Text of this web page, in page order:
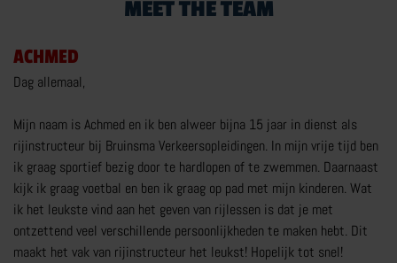
MEET THE TEAM
ACHMED
Dag allemaal,
Mijn naam is Achmed en ik ben alweer bijna 15 jaar in dienst als
rijinstructeur bij Bruinsma Verkeersopleidingen. In mijn vrije tijd ben
ik graag sportief bezig door te hardlopen of te zwemmen. Daarnaast
kijk ik graag voetbal en ben ik graag op pad met mijn kinderen. Wat
ik het leukste vind aan het geven van rijlessen is dat je met
ontzettend veel verschillende persoonlijkheden te maken hebt. Dit
maakt het vak van rijinstructeur het leukst! Hopelijk tot snel!
AANHANGER RIJBEWIJS
ZAKELIJK
PARTICULIER
BOVAG CARAVANTRAINING
MEER OVER AANHANGER RIJBEWIJS